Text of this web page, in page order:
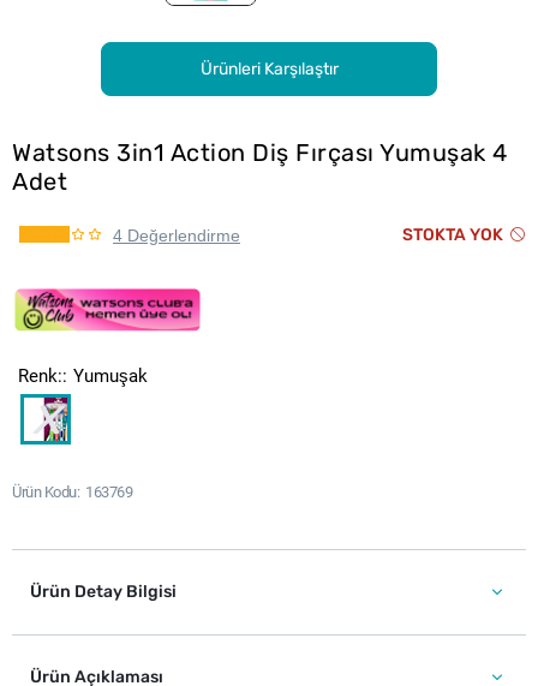
Ürünleri Karşılaştır
Watsons 3in1 Action Diş Fırçası Yumuşak 4
Adet
4 Değerlendirme STOKTA YOK
Ürün Kodu 163769
Renk: Yumuşak
Ürün Detay Bilgisi
Ürün Açıklaması